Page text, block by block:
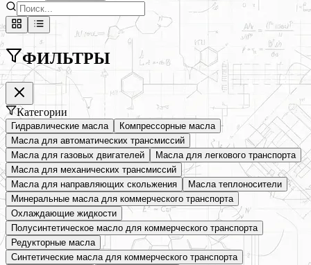
ФИЛЬТРЫ
Категории
Гидравлические масла
Компрессорные масла
Масла для автоматических трансмиссий
Масла для газовых двигателей
Масла для легкового транспорта
Масла для механических трансмиссий
Масла для направляющих скольжения
Масла теплоносители
Минеральные масла для коммерческого транспорта
Охлаждающие жидкости
Полусинтетическое масло для коммерческого транспорта
Редукторные масла
Синтетические масла для коммерческого транспорта